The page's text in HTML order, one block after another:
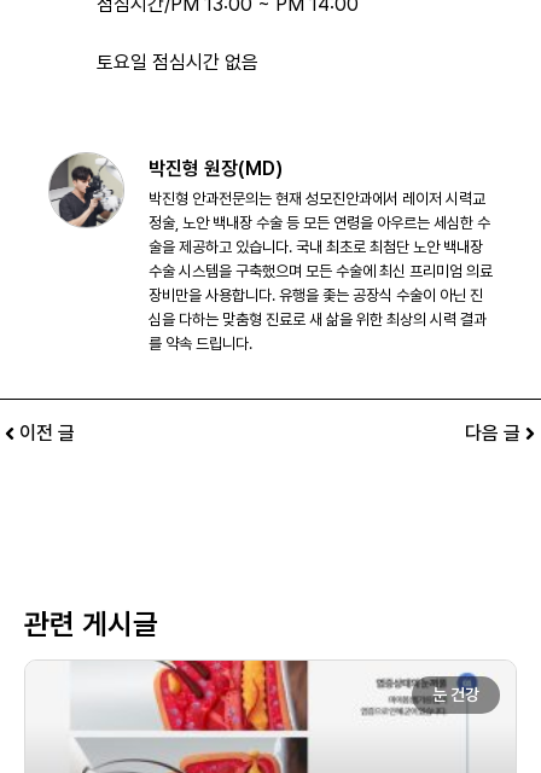
토요일 점심시간 없음
박진형 원장(MD)
박진형 안과전문의는 현재 성모진안과에서 레이저 시력교
정술, 노안 백내장 수술 등 모든 연령을 아우르는 세심한 수
술을 제공하고 있습니다. 국내 최초로 최첨단 노안 백내장
수술 시스템을 구축했으며 모든 수술에 최신 프리미엄 의료
장비만을 사용합니다. 유행을 좇는 공장식 수술이 아닌 진
심을 다하는 맞춤형 진료로 새 삶을 위한 최상의 시력 결과
를 약속 드립니다.
이전 글 다음 글
관련 게시글
눈 건강